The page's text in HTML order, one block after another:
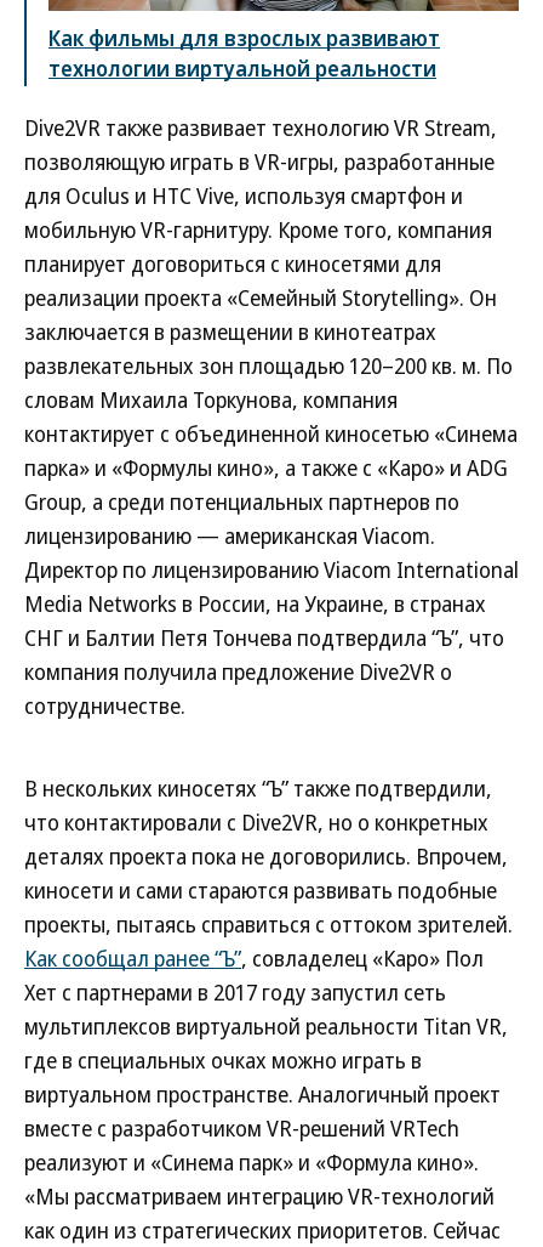
Как фильмы для взрослых развивают
технологии виртуальной реальности
Dive2VR также развивает технологию VR Stream,
позволяющую играть в VR-игры, разработанные
для Oculus и HTC Vive, используя смартфон и
мобильную VR-гарнитуру. Кроме того, компания
планирует договориться с киносетями для
реализации проекта «Семейный Storytelling». Он
заключается в размещении в кинотеатрах
развлекательных зон площадью 120–200 кв. м. По
словам Михаила Торкунова, компания
контактирует с объединенной киносетью «Синема
парка» и «Формулы кино», а также с «Каро» и ADG
Group, а среди потенциальных партнеров по
лицензированию — американская Viacom.
Директор по лицензированию Viacom International
Media Networks в России, на Украине, в странах
СНГ и Балтии Петя Тончева подтвердила “Ъ”, что
компания получила предложение Dive2VR о
сотрудничестве.
В нескольких киносетях “Ъ” также подтвердили,
что контактировали с Dive2VR, но о конкретных
деталях проекта пока не договорились. Впрочем,
киносети и сами стараются развивать подобные
проекты, пытаясь справиться с оттоком зрителей.
Как сообщал ранее “Ъ”, совладелец «Каро» Пол
Хет с партнерами в 2017 году запустил сеть
мультиплексов виртуальной реальности Titan VR,
где в специальных очках можно играть в
виртуальном пространстве. Аналогичный проект
вместе c разработчиком VR-решений VRTech
реализуют и «Синема парк» и «Формула кино».
«Мы рассматриваем интеграцию VR-технологий
как один из стратегических приоритетов. Сейчас